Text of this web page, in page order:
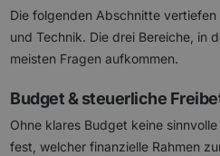
Die folgenden Abschnitte
und Technik. Die drei Bereiche, in
meisten Fragen aufkommen.
Budget & steuerliche
Ohne klares Budget keine
fest, welcher finanzielle Rahmen